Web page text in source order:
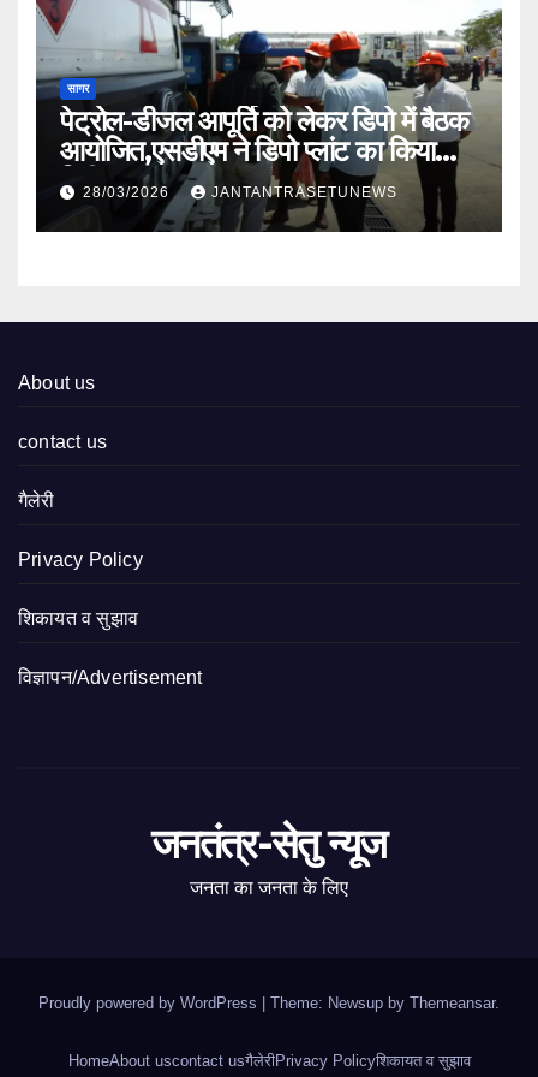
सागर
पेट्रोल-डीजल आपूर्ति को लेकर डिपो में बैठक
आयोजित,एसडीएम ने डिपो प्लांट का किया
निरीक्षण
28/03/2026 JANTANTRASETUNEWS
About us
contact us
गैलेरी
Privacy Policy
शिकायत व सुझाव
विज्ञापन/Advertisement
जनतंत्र-सेतु न्यूज
जनता का जनता के लिए
Proudly powered by WordPress Theme: Newsup by Themeansar.
HomeAbout uscontact usगैलेरीPrivacy Policyशिकायत व सुझाव